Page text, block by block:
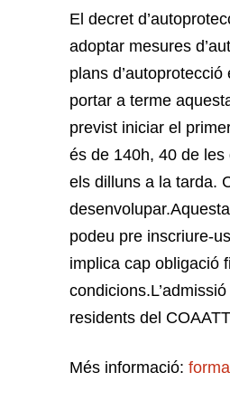
El decret
adoptar mesures
plans
portar a terme
previst iniciar el
és de 140h, 40 de les
els dilluns a la tarda.
podeu pre inscriure-
implica cap obligació
residents del COAATT
Més informació: